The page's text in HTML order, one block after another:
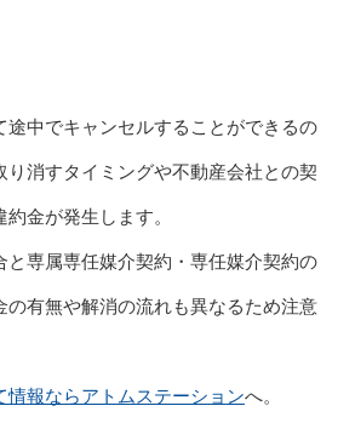
途中でキャンセルすることができるの
り消すタイミングや不動産会社との契
金が発生します。
と専属専任媒介契約・専任媒介契約の
の有無や解消の流れも異なるため注意
情報ならアトムステーションへ。